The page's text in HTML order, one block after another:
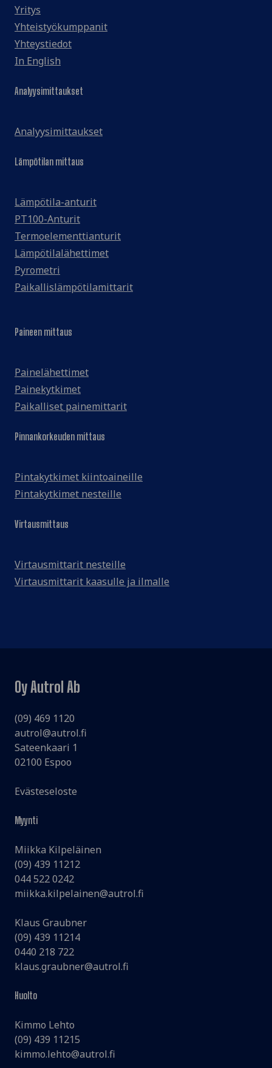
Yritys
Yhteistyökumppanit
Yhteystiedot
In English
Analyysimittaukset
Analyysimittaukset
Lämpötilan mittaus
Lämpötila-anturit
PT100-Anturit
Termoelementtianturit
Lämpötilalähettimet
Pyrometri
Paikallislämpötilamittarit
Paineen mittaus
Painelähettimet
Painekytkimet
Paikalliset painemittarit
Pinnankorkeuden mittaus
Pintakytkimet kiintoaineille
Pintakytkimet nesteille
Virtausmittaus
Virtausmittarit nesteille
Virtausmittarit kaasulle ja ilmalle
Oy Autrol Ab
(09) 469 1120
autrol@autrol.fi
Sateenkaari 1
02100 Espoo
Evästeseloste
Myynti
Miikka Kilpeläinen
(09) 439 11212
044 522 0242
miikka.kilpelainen@autrol.fi
Klaus Graubner
(09) 439 11214
0440 218 722
klaus.graubner@autrol.fi
Huolto
Kimmo Lehto
(09) 439 11215
kimmo.lehto@autrol.fi